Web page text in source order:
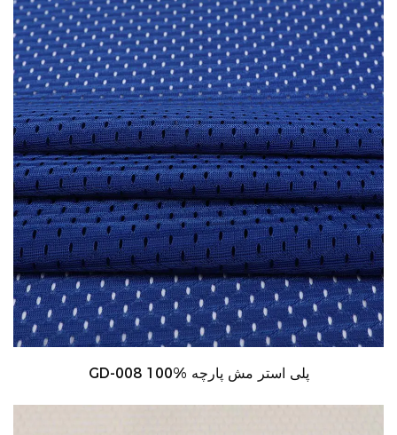
GD-008 100% پلی استر مش پارچه